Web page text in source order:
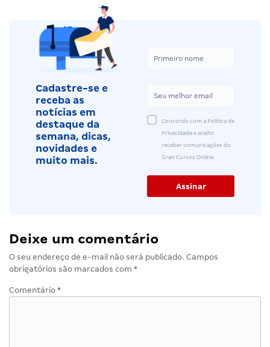
Cadastre-se e
receba as
notícias em
destaque da
semana, dicas,
novidades e
muito mais.
Concordo com a Política de
Privacidade e aceito
receber comunicações do
Gran Cursos Online.
Deixe um comentário
O seu endereço de e-mail não será publicado. Campos
obrigatórios são marcados com *
Comentário *